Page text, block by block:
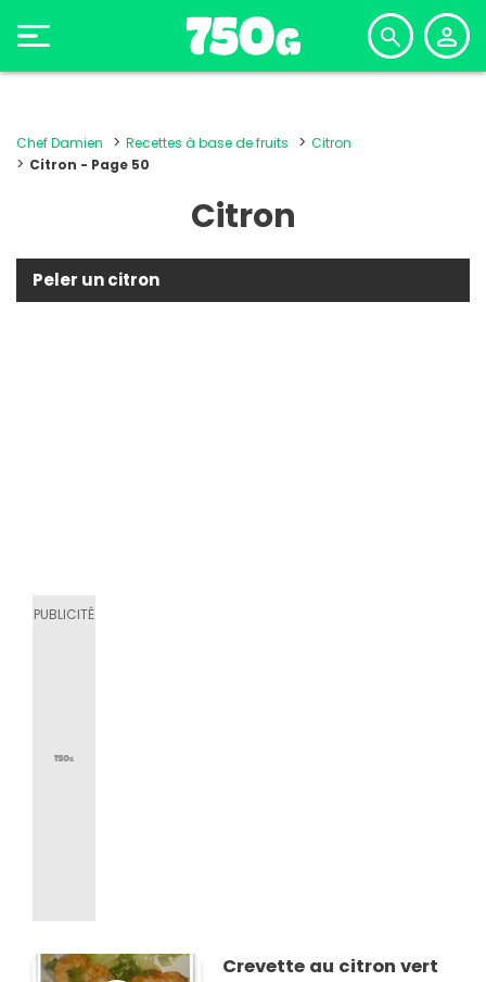
Chef Damien Recettes à base de fruits
Citron
Citron - Page 50
Citron
Peler un citron
Crevette au citron vert